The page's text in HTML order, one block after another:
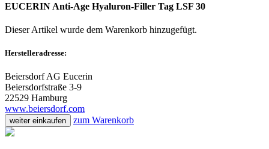
EUCERIN Anti-Age Hyaluron-Filler Tag LSF 30
Dieser Artikel wurde dem Warenkorb hinzugefügt.
Herstelleradresse:
Beiersdorf AG Eucerin
Beiersdorfstraße 3-9
22529 Hamburg
www.beiersdorf.com
weiter einkaufen zum Warenkorb